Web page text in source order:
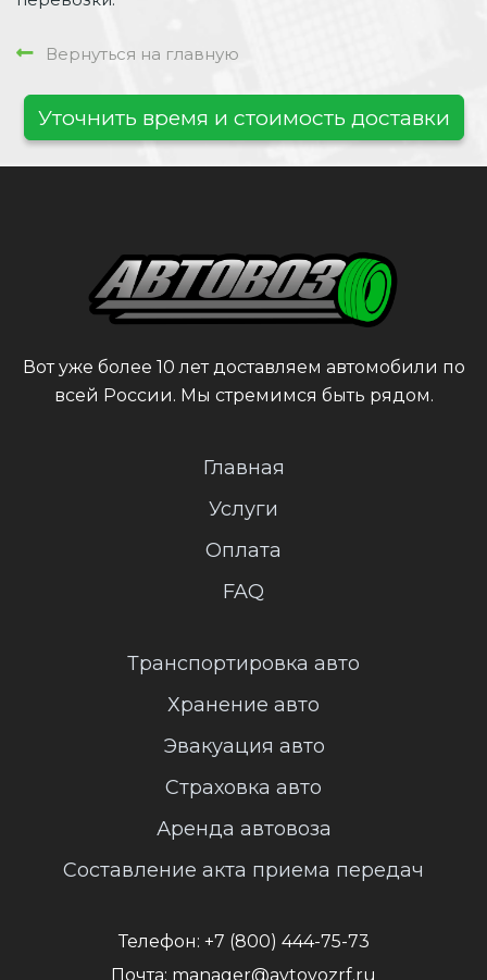
Вернуться на главную
Уточнить время и стоимость доставки
Вот уже более 10 лет доставляем автомобили по
всей России. Мы стремимся быть рядом.
Главная
Услуги
Оплата
FAQ
Транспортировка авто
Хранение авто
Эвакуация авто
Страховка авто
Аренда автовоза
Составление акта приема передач
Телефон: +7 (800) 444-75-73
Почта: manager@avtovozrf.ru